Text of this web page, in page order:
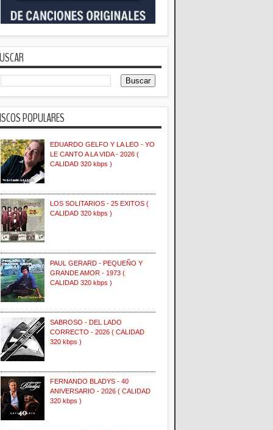
POPULARES
EDUARDO GELFO Y LA LEO - YO
LE CANTO A LA VIDA - 2026 (
CALIDAD 320 kbps )
LOS SOLITARIOS - 25 EXITOS (
CALIDAD 320 kbps )
PAUL GERARD - PEQUEÑO Y
GRANDE AMOR - 1973 (
CALIDAD 320 kbps )
SABROSO - DEL LADO
CORRECTO - 2026 ( CALIDAD
320 kbps )
FERNANDO BLADYS - 40
ANIVERSARIO - 2026 ( CALIDAD
320 kbps )